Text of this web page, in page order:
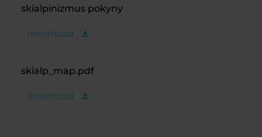
skialpinizmus pokyny
download
skialp_map.pdf
download